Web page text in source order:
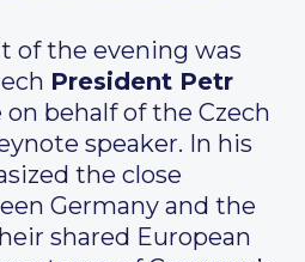
of the evening was
President Petr
on behalf of the Czech
speaker. In his
the close
Germany and the
shared European